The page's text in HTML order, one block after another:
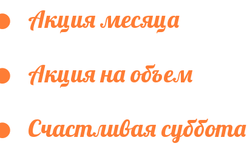
Акция месяца
Акция на объем
Счастливая суббота